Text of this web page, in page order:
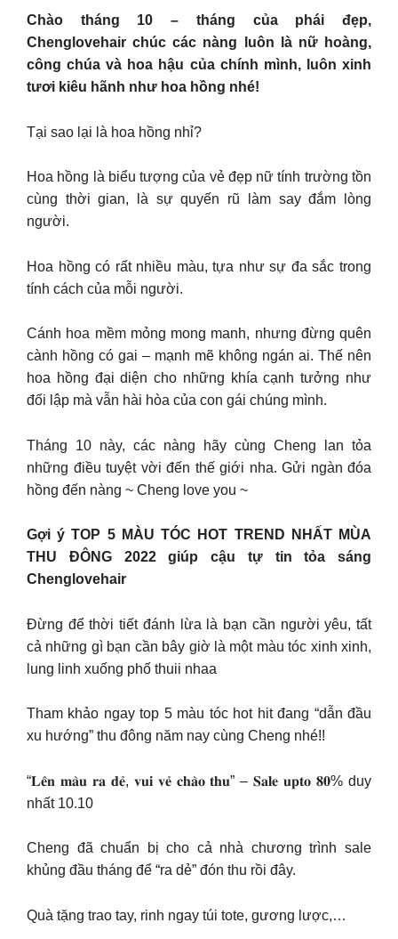
Chào tháng 10 – tháng của phái đẹp,
Chenglovehair chúc các nàng luôn là nữ hoàng,
công chúa và hoa hậu của chính mình, luôn xinh
tươi kiêu hãnh như hoa hồng nhé!
Tại sao lại là hoa hồng nhỉ?
Hoa hồng là biểu tượng của vẻ đẹp nữ tính trường tồn
cùng thời gian, là sự quyến rũ làm say đắm lòng
người.
Hoa hồng có rất nhiều màu, tựa như sự đa sắc trong
tính cách của mỗi người.
Cánh hoa mềm mỏng mong manh, nhưng đừng quên
cành hồng có gai – mạnh mẽ không ngán ai. Thế nên
hoa hồng đại diện cho những khía cạnh tưởng như
đối lập mà vẫn hài hòa của con gái chúng mình.
Tháng 10 này, các nàng hãy cùng Cheng lan tỏa
những điều tuyệt vời đến thế giới nha. Gửi ngàn đóa
hồng đến nàng ~ Cheng love you ~
Gợi ý TOP 5 MÀU TÓC HOT TREND NHẤT MÙA
THU ĐÔNG 2022 giúp cậu tự tin tỏa sáng
Chenglovehair
Đừng để thời tiết đánh lừa là bạn cần người yêu, tất
cả những gì bạn cần bây giờ là một màu tóc xinh xinh,
lung linh xuống phố thuii nhaa
Tham khảo ngay top 5 màu tóc hot hit đang “dẫn đầu
xu hướng” thu đông năm nay cùng Cheng nhé!!
“𝐋𝐞̂𝐧 𝐦𝐚̀𝐮 𝐫𝐚 𝐝𝐞̉, 𝐯𝐮𝐢 𝐯𝐞̉ 𝐜𝐡𝐚̀𝐨 𝐭𝐡𝐮” – 𝐒𝐚𝐥𝐞 𝐮𝐩𝐭𝐨 𝟖𝟎% duy
nhất 10.10
Cheng đã chuẩn bị cho cả nhà chương trình sale
khủng đầu tháng để “ra dẻ” đón thu rồi đây.
Quà tặng trao tay, rinh ngay túi tote, gương lược,…